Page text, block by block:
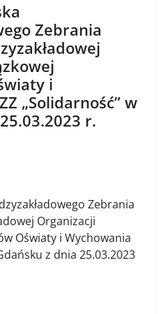
Zebrania
i
„Solidarność” w
r.
Zebrania
Organizacji
Oświaty i Wychowania
z dnia 25.03.2023